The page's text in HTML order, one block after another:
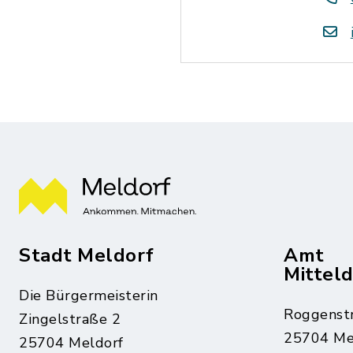
Stadt Meldorf
Die Bürgermeisterin
Zingelstraße 2
25704 Meldorf
Amt
25704